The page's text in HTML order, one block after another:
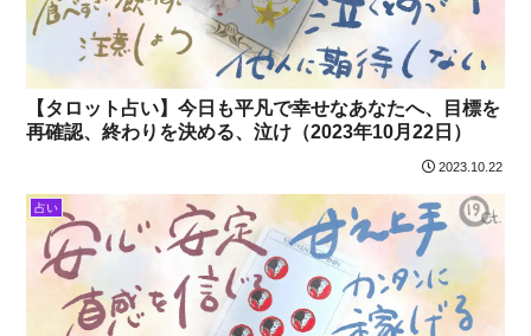
【タロット占い】今日も平凡で幸せなあなたへ、目標を
再確認、終わりを決める、泣け（2023年10月22日）
2023.10.22
占い